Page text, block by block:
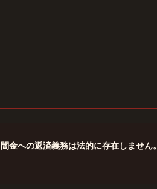
闇金への返済義務は法的に存在しません。